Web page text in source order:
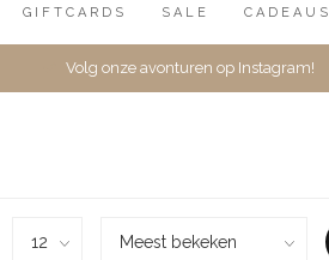
GIFTCARDS SALE CADEAUS
Volg onze avonturen op Instagram!